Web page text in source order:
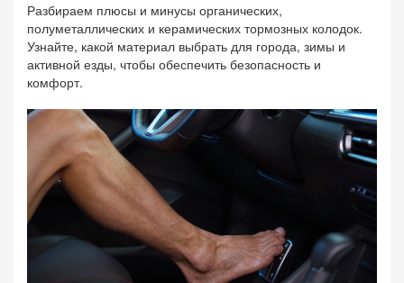
Разбираем плюсы и минусы органических,
полуметаллических и керамических тормозных колодок.
Узнайте, какой материал выбрать для города, зимы и
активной езды, чтобы обеспечить безопасность и
комфорт.